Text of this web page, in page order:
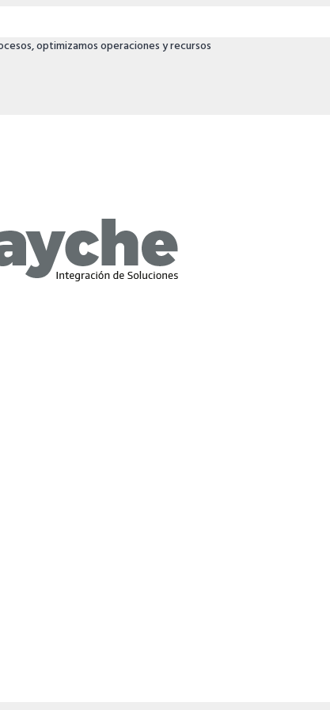
optimizamos operaciones y recursos